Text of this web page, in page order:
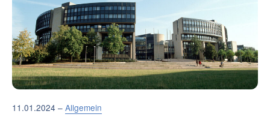
11.01.2024 – Allgemein